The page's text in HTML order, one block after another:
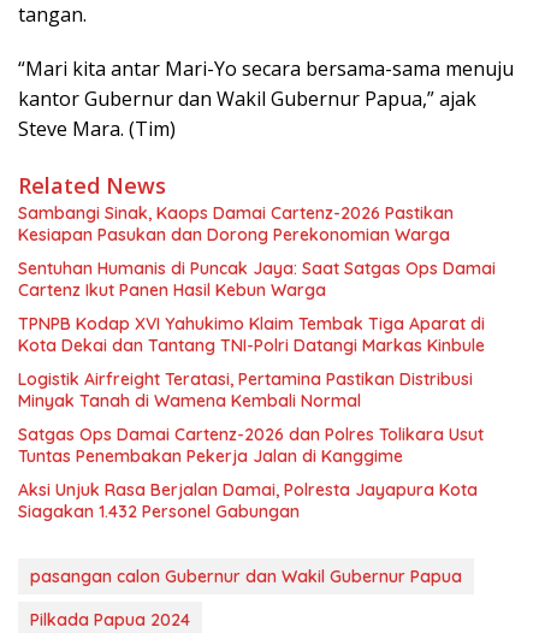
tangan.
“Mari kita antar Mari-Yo secara bersama-sama menuju
kantor Gubernur dan Wakil Gubernur Papua,” ajak
Steve Mara. (Tim)
Related News
Sambangi Sinak, Kaops Damai Cartenz-2026 Pastikan
Kesiapan Pasukan dan Dorong Perekonomian Warga
Sentuhan Humanis di Puncak Jaya: Saat Satgas Ops Damai
Cartenz Ikut Panen Hasil Kebun Warga
TPNPB Kodap XVI Yahukimo Klaim Tembak Tiga Aparat di
Kota Dekai dan Tantang TNI-Polri Datangi Markas Kinbule
Logistik Airfreight Teratasi, Pertamina Pastikan Distribusi
Minyak Tanah di Wamena Kembali Normal
Satgas Ops Damai Cartenz-2026 dan Polres Tolikara Usut
Tuntas Penembakan Pekerja Jalan di Kanggime
Aksi Unjuk Rasa Berjalan Damai, Polresta Jayapura Kota
Siagakan 1.432 Personel Gabungan
pasangan calon Gubernur dan Wakil Gubernur Papua
Pilkada Papua 2024